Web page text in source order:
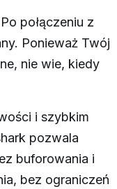
połączeniu z
Ponieważ Twój
nie wie, kiedy
i szybkim
pozwala
buforowania i
bez ograniczeń